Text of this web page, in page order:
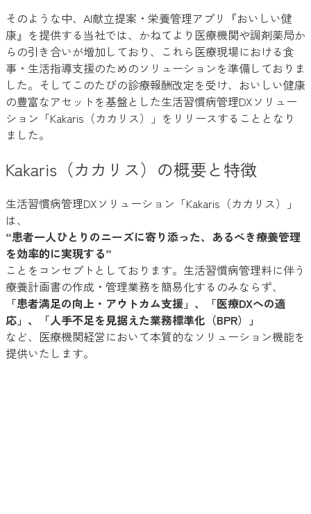
そのような中、AI献立提案・栄養管理アプリ『おいしい健
康』を提供する当社では、かねてより医療機関や調剤薬局か
らの引き合いが増加しており、これら医療現場における食
事・生活指導支援のためのソリューションを準備しておりま
した。そしてこのたびの診療報酬改定を受け、おいしい健康
の豊富なアセットを基盤とした生活習慣病管理DXソリュー
ション「Kakaris（カカリス）」をリリースすることとなり
ました。
Kakaris（カカリス）の概要と特徴
生活習慣病管理DXソリューション「Kakaris（カカリス）」
は、
“患者一人ひとりのニーズに寄り添った、あるべき療養管理
を効率的に実現する”
ことをコンセプトとしております。生活習慣病管理料に伴う
療養計画書の作成・管理業務を簡易化するのみならず、
「患者満足の向上・アウトカム支援」、「医療DXへの適
応」、「人手不足を見据えた業務標準化（BPR）」
など、医療機関経営において本質的なソリューション機能を
提供いたします。